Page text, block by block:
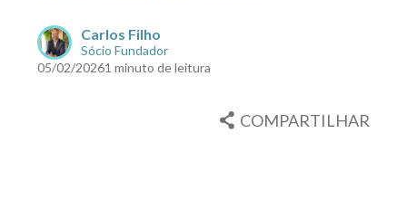
Carlos Filho
Sócio Fundador
05/02/20261 minuto de leitura
COMPARTILHAR